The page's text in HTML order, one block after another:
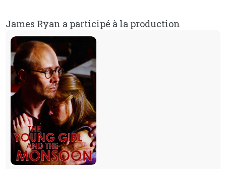
James Ryan a participé à la production